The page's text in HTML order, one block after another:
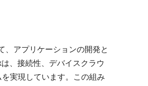
、アプリケーションの開発と
、接続性、デバイスクラウ
実現しています。この組み